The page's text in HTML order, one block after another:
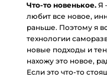
Что-то новенькое.Я
любит все новое,
раньше. Поэтому я
технологии
новые подходы и
нахожу это новое,
Если это что-то